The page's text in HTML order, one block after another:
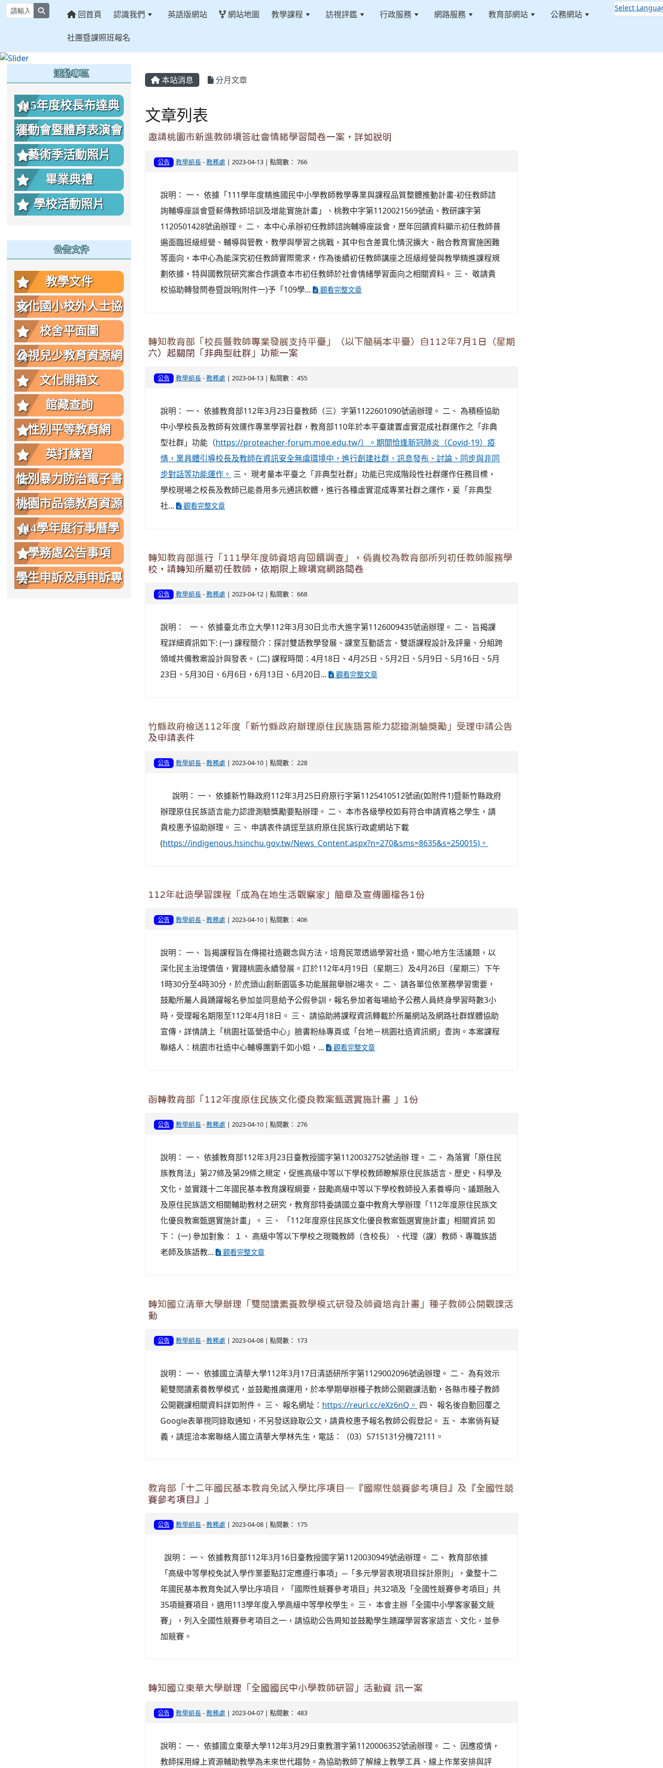
回首頁 認識我們 英語版網站 網站地圖 教學課程 訪視評鑑 行政服務 網路服務 教育部網站 公務網站
社團暨課照班報名
Select
本站消息 分月文章
文章列表
邀請桃園市新進教師填答社會情緒學習問卷一案，詳如說明
公告 教學組長-教務處 | 2023-04-13 | 點閱數： 766
說明： 一、 依據「111學年度精進國民中小學教師教學專業與課程品質整體推動計畫-初任教師諮
詢輔導座談會暨薪傳教師培訓及增能實施計畫」、桃教中字第1120021569號函、教研課字第
1120501428號函辦理。 二、 本中心承辦初任教師諮詢輔導座談會，歷年回饋資料顯示初任教師普
遍面臨班級經營、輔導與管教、教學與學習之挑戰，其中包含差異化情況擴大、融合教育實施困難
等面向，本中心為能深究初任教師實際需求，作為後續初任教師講座之班級經營與教學精進課程規
劃依據，特與國教院研究案合作調查本市初任教師於社會情緒學習面向之相關資料。 三、 敬請貴
校協助轉發問卷暨說明(附件一)予「109學...
觀看完整文章
轉知教育部「校長暨教師專業發展支持平臺」（以下簡稱本平臺）自112年7月1日（星期
六）起關閉「非典型社群」功能一案
公告 教學組長-教務處 | 2023-04-13 | 點閱數： 455
說明： 一、 依據教育部112年3月23日臺教師（三）字第1122601090號函辦理。 二、 為積極協助
中小學校長及教師有效運作專業學習社群，教育部110年於本平臺建置虛實混成社群運作之「非典
型社群」功能（https://proteacher-forum.moe.edu.tw/）。期間恰逢新冠肺炎（Covid-19）疫
情，業具體引導校長及教師在資訊安全無虞環境中，進行創建社群、訊息發布、討論、同步與非同
步對話等功能運作。 三、 現考量本平臺之「非典型社群」功能已完成階段性社群運作任務目標，
學校現場之校長及教師已能善用多元通訊軟體，進行各種虛實混成專業社群之運作，爰「非典型
社...
觀看完整文章
轉知教育部進行「111學年度師資培育回饋調查」，倘貴校為教育部所列初任教師服務學
校，請轉知所屬初任教師，依期限上線填寫網路問卷
公告 教學組長-教務處 | 2023-04-12 | 點閱數： 668
說明： 一、 依據臺北市立大學112年3月30日北市大進字第1126009435號函辦理。 二、 旨揭課
程詳細資訊如下: (一) 課程簡介：探討雙語教學發展、課室互動語言、雙語課程設計及評量、分組跨
領域共備教案設計與發表。 (二) 課程時間：4月18日、4月25日、5月2日、5月9日、5月16日、5月
23日、5月30日、6月6日，6月13日、6月20日...
觀看完整文章
竹縣政府檢送112年度「新竹縣政府辦理原住民族語言能力認證測驗獎勵」受理申請公告
及申請表件
公告 教學組長-教務處 | 2023-04-10 | 點閱數： 228
說明： 一、 依據新竹縣政府112年3月25日府原行字第1125410512號函(如附件1)暨新竹縣政府
辦理原住民族語言能力認證測驗獎勵要點辦理。 二、 本市各級學校如有符合申請資格之學生，請
貴校惠予協助辦理。 三、 申請表件請逕至該府原住民族行政處網站下載
(https://indigenous.hsinchu.gov.tw/News_Content.aspx?n=270&sms=8635&s=250015)。
112年社造學習課程「成為在地生活觀察家」簡章及宣傳圖檔各1份
公告 教學組長-教務處 | 2023-04-10 | 點閱數： 406
說明： 一、 旨揭課程旨在傳揚社造觀念與方法，培育民眾透過學習社造，關心地方生活議題，以
深化民主治理價值，實踐桃園永續發展。訂於112年4月19日（星期三）及4月26日（星期三）下午
1時30分至4時30分，於虎頭山創新園區多功能展館舉辦2場次。 二、 請各單位依業務學習需要，
鼓勵所屬人員踴躍報名參加並同意給予公假參訓，報名參加者每場給予公務人員終身學習時數3小
時，受理報名期限至112年4月18日。 三、 請協助將課程資訊轉載於所屬網站及網路社群媒體協助
宣傳，詳情請上「桃園社區營造中心」臉書粉絲專頁或「台地－桃園社造資訊網」查詢。本案課程
聯絡人：桃園市社造中心輔導團劉千如小姐，...
觀看完整文章
函轉教育部「112年度原住民族文化優良教案甄選實施計畫 」1份
公告 教學組長-教務處 | 2023-04-10 | 點閱數： 276
說明： 一、 依據教育部112年3月23日臺教授國字第1120032752號函辦 理。 二、 為落實「原住民
族教育法」第27條及第29條之規定，促進高級中等以下學校教師瞭解原住民族語言、歷史、科學及
文化，並實踐十二年國民基本教育課程綱要，鼓勵高級中等以下學校教師投入素養導向、議題融入
及原住民族語文相關輔助教材之研究，教育部特委請國立臺中教育大學辦理「112年度原住民族文
化優良教案甄選實施計畫」。 三、 「112年度原住民族文化優良教案甄選實施計畫」相關資訊 如
下： (一) 參加對象： １、 高級中等以下學校之現職教師（含校長）、代理（課）教師、專職族語
老師及族語教...
觀看完整文章
轉知國立清華大學辦理「雙閱讀素養教學模式研發及師資培育計畫」種子教師公開觀課活
動
公告 教學組長-教務處 | 2023-04-08 | 點閱數： 173
說明： 一、 依據國立清華大學112年3月17日清語研所字第1129002096號函辦理。 二、 為有效示
範雙閱讀素養教學模式，並鼓勵推廣運用，於本學期舉辦種子教師公開觀課活動，各縣市種子教師
公開觀課相關資料詳如附件。 三、 報名網址： https://reurl.cc/eXz6nQ。 四、 報名後自動回覆之
Google表單視同錄取通知，不另發送錄取公文，請貴校惠予報名教師公假登記。 五、 本案倘有疑
義，請逕洽本案聯絡人國立清華大學林先生，電話：（03）5715131分機72111。
教育部「十二年國民基本教育免試入學比序項目─『國際性競賽參考項目』及『全國性競
賽參考項目』」
公告 教學組長-教務處 | 2023-04-08 | 點閱數： 175
說明： 一、 依據教育部112年3月16日臺教授國字第1120030949號函辦理。 二、 教育部依據
「高級中等學校免試入學作業要點訂定應遵行事項」─「多元學習表現項目採計原則」，彙整十二
年國民基本教育免試入學比序項目，「國際性競賽參考項目」共32項及「全國性競賽參考項目」共
35項競賽項目，適用113學年度入學高級中等學校學生。 三、 本會主辦「全國中小學客家藝文競
賽」，列入全國性競賽參考項目之一，請協助公告周知並鼓勵學生踴躍學習客家語言、文化，並參
加競賽。
轉知國立東華大學辦理「全國國民中小學教師研習」活動資 訊一案
公告 教學組長-教務處 | 2023-04-07 | 點閱數： 483
說明： 一、 依據國立東華大學112年3月29日東教潛字第1120006352號函辦理。 二、 因應疫情，
教師採用線上資源輔助教學為未來世代趨勢。為協助教師了解線上教學工具、線上作業安排與評
活動專區
115年度校長布達典
禮照片
運動會暨體育表演會
照片
藝術季活動照片
畢業典禮
學校活動照片
公告文件
教學文件
文化國小校外人士協
助教學或活動要點
校舍平面圖
公視兒少教育資源網
文化開箱文
館藏查詢
性別平等教育網
英打練習
性別暴力防治電子書
桃園市品德教育資源
網
114學年度行事曆學
生版
學務處公告事項
學生申訴及再申訴專